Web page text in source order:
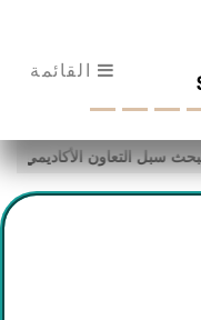
القائمة
Previous
التعاون الأكاديمي